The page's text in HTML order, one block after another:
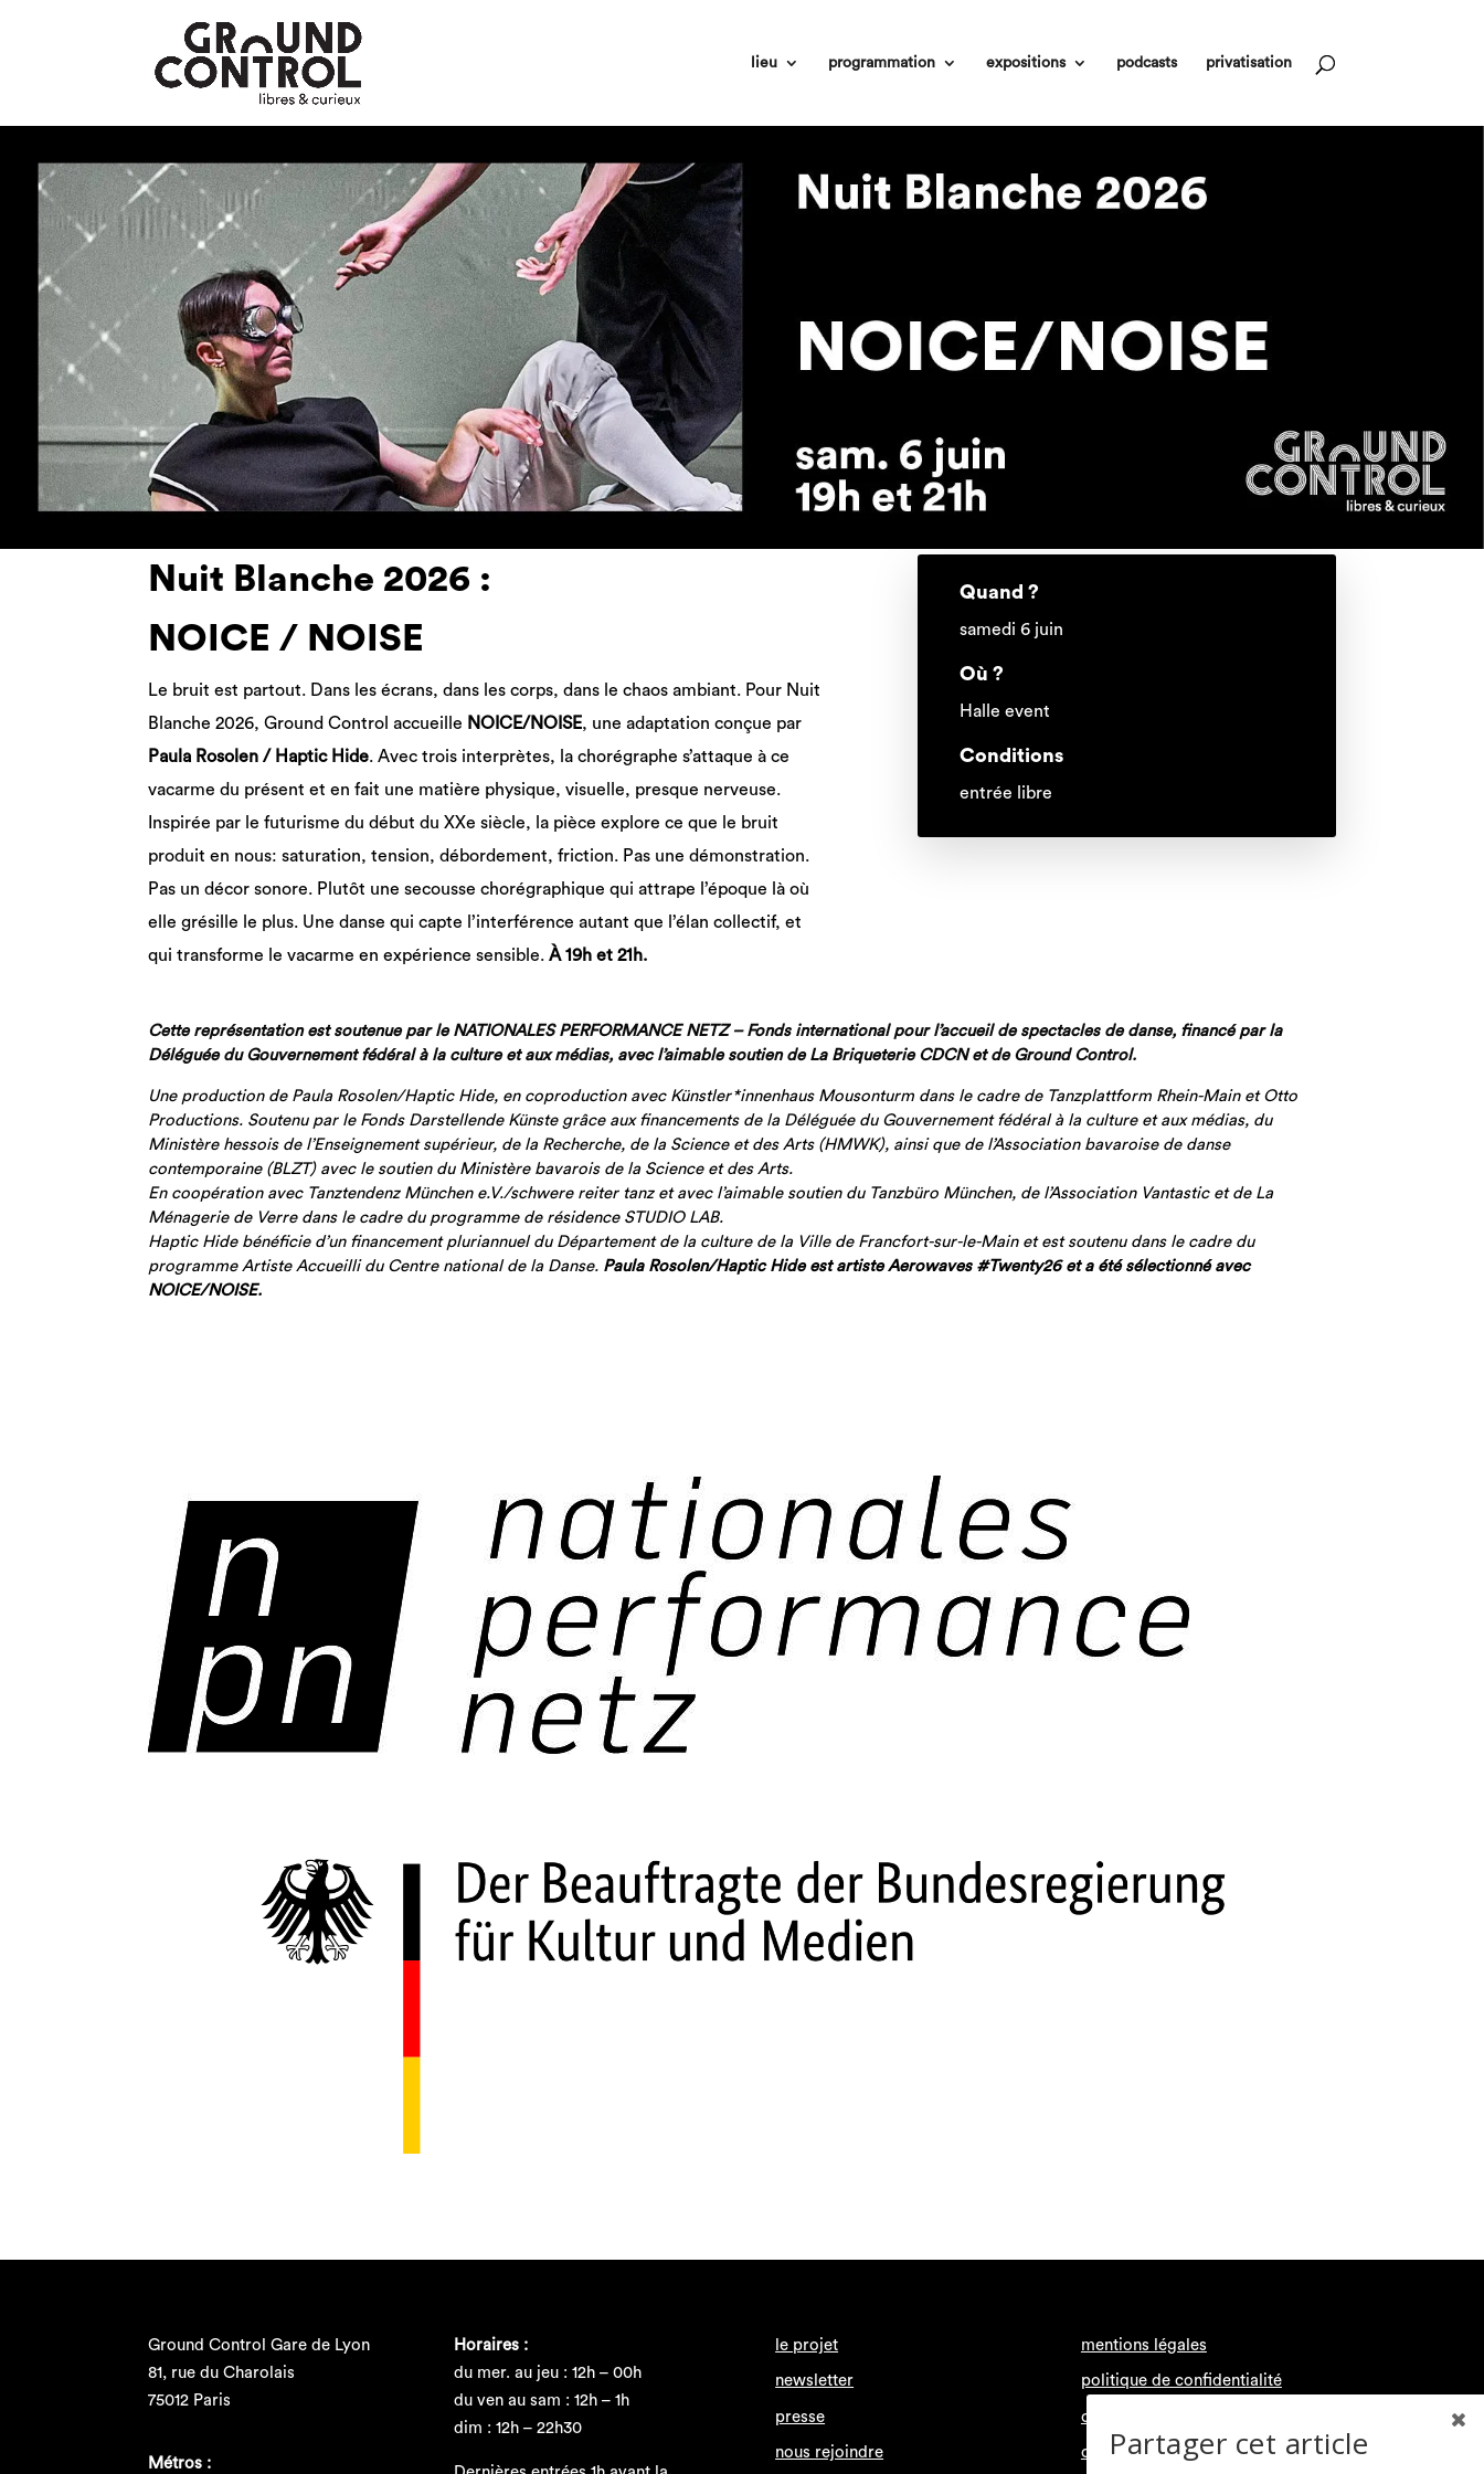
lieu programmation expositions podcasts privatisation
Nuit Blanche 2026 :
NOICE / NOISE
Le bruit est partout. Dans les écrans, dans les corps, dans le chaos ambiant. Pour Nuit
Blanche 2026, Ground Control accueille NOICE/NOISE, une adaptation conçue par
Paula Rosolen / Haptic Hide. Avec trois interprètes, la chorégraphe s’attaque à ce
vacarme du présent et en fait une matière physique, visuelle, presque nerveuse.
Inspirée par le futurisme du début du XXe siècle, la pièce explore ce que le bruit
produit en nous: saturation, tension, débordement, friction. Pas une démonstration.
Pas un décor sonore. Plutôt une secousse chorégraphique qui attrape l’époque là où
elle grésille le plus. Une danse qui capte l’interférence autant que l’élan collectif, et
qui transforme le vacarme en expérience sensible.À 19h et 21h.
Quand ?
samedi 6 juin
Où ?
Halle event
Conditions
entrée libre
Cette représentation est soutenue par le NATIONALES PERFORMANCE NETZ – Fonds international pour l’accueil de spectacles de danse, financé par la
Déléguée du Gouvernement fédéral à la culture et aux médias, avec l’aimable soutien de La Briqueterie CDCN et de Ground Control.
Une production de Paula Rosolen/Haptic Hide, en coproduction avec Künstler*innenhaus Mousonturm dans le cadre de Tanzplattform Rhein-Main et Otto
Productions. Soutenu par le Fonds Darstellende Künste grâce aux financements de la Déléguée du Gouvernement fédéral à la culture et aux médias, du
Ministère hessois de l’Enseignement supérieur, de la Recherche, de la Science et des Arts (HMWK), ainsi que de l’Association bavaroise de danse
contemporaine (BLZT) avec le soutien du Ministère bavarois de la Science et des Arts.
En coopération avec Tanztendenz München e.V./schwere reiter tanz et avec l’aimable soutien du Tanzbüro München, de l’Association Vantastic et de La
Ménagerie de Verre dans le cadre du programme de résidence STUDIO LAB.
Haptic Hide bénéficie d’un financement pluriannuel du Département de la culture de la Ville de Francfort-sur-le-Main et est soutenu dans le cadre du
programme Artiste Accueilli du Centre national de la Danse. Paula Rosolen/Haptic Hide est artiste Aerowaves #Twenty26 et a été sélectionné avec
NOICE/NOISE.
Ground Control Gare de Lyon
81, rue du Charolais
75012 Paris
Métros :
Horaires :
du mer. au jeu : 12h – 00h
du ven au sam : 12h – 1h
dim : 12h – 22h30
le projet
newsletter
presse
nous rejoindre
mentions légales
politique de confidentialité
conditions générales d’utilisation
contactPartager cet article